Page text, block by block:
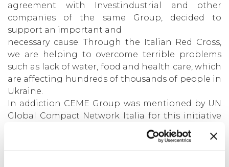
agreement with Investindustrial and other
companies of the same Group, decided to
support an important and
necessary cause. Through the Italian Red Cross,
we are helping to overcome terrible problems
such as lack of water, food and health care, which
are affecting hundreds of thousands of people in
Ukraine.
In addiction CEME Group was mentioned by UN
Global Compact Network Italia for this initiative
together with other Italian companies.